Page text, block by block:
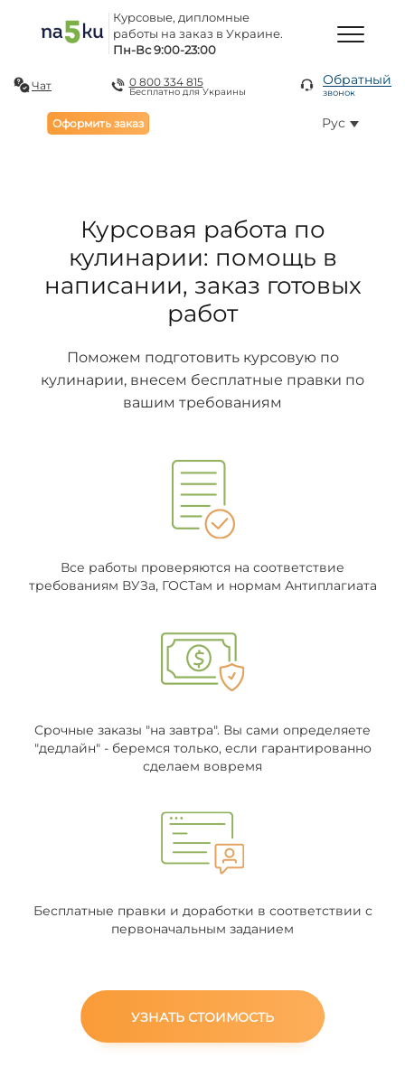
Курсовые, дипломные
работы на заказ в Украине.
Пн-Вс 9:00-23:00
Чат 0 800 334 815
Бесплатно для Украины
Обратный
звонок
Оформить заказ Рус
Курсовая работа по
кулинарии: помощь в
написании, заказ готовых
работ
Поможем подготовить курсовую по
кулинарии, внесем бесплатные правки по
вашим требованиям
Все работы проверяются на соответствие
требованиям ВУЗа, ГОСТам и нормам Антиплагиата
Срочные заказы "на завтра". Вы сами определяете
"дедлайн" - беремся только, если гарантированно
сделаем вовремя
Бесплатные правки и доработки в соответствии с
первоначальным заданием
УЗНАТЬ СТОИМОСТЬ